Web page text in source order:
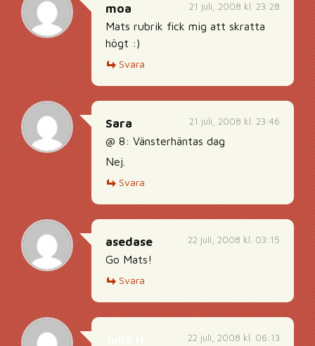
21 juli, 2008 kl. 23:28
moa
Mats rubrik fick mig att skratta
högt :)
Svara
21 juli, 2008 kl. 23:46
Sara
@ 8: Vänsterhäntas dag
Nej.
Svara
22 juli, 2008 kl. 03:15
asedase
Go Mats!
Svara
22 juli, 2008 kl. 06:13